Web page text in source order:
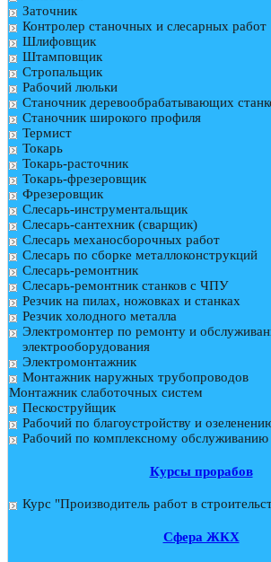
Заточник
Контролер станочных и слесарных работ
Шлифовщик
Штамповщик
Стропальщик
Рабочий люльки
Станочник деревообрабатывающих
Станочник широкого профиля
Термист
Токарь
Токарь-расточник
Токарь-фрезеровщик
Фрезеровщик
Слесарь-инструментальщик
Слесарь-сантехник (сварщик)
Слесарь механосборочных работ
Слесарь по сборке металлоконструкций
Слесарь-ремонтник
Слесарь-ремонтник станков с ЧПУ
Резчик на пилах, ножовках и станках
Резчик холодного металла
Электромонтер по ремонту и
электрооборудования
Электромонтажник
Монтажник наружных трубопроводов
Монтажник слаботочных систем
Пескоструйщик
Рабочий по благоустройству и
Рабочий по комплексному
Курсы прорабов
Курс "Производитель работ в
Cфера ЖКХ